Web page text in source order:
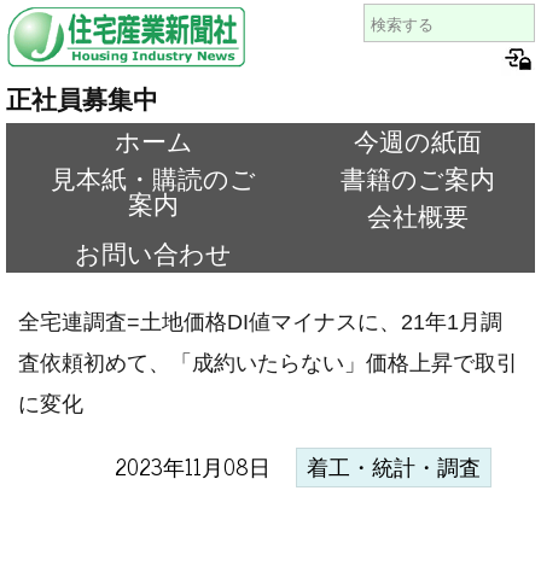
正社員募集中
ホーム
今週の紙面
見本紙・購読のご
案内
書籍のご案内
会社概要
お問い合わせ
全宅連調査=土地価格DI値マイナスに、21年1月調
査依頼初めて、「成約いたらない」価格上昇で取引
に変化
2023年11月08日 着工・統計・調査